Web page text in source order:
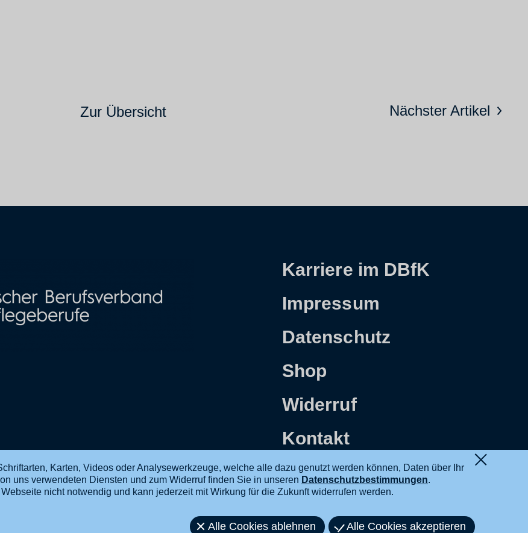
Zur Übersicht Nächster Artikel
Karriere im DBfK
Impressum
Datenschutz
Shop
Widerruf
Kontakt
Karten, Videos oder Analysewerkzeuge, welche alle dazu genutzt werden können, Daten über Ihr
uns verwendeten Diensten und zum Widerruf finden Sie in unseren Datenschutzbestimmungen.
nicht notwendig und kann jederzeit mit Wirkung für die Zukunft widerrufen werden.
Alle Cookies ablehnen Alle Cookies akzeptieren